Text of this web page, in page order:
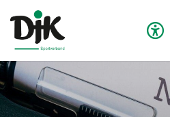
Verband